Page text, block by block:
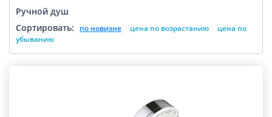
Ручной душ
Сортировать:
по новизне цена по возрастанию
цена по
убыванию